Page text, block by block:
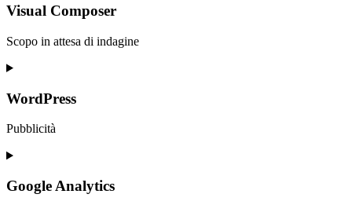
service
Visual Composer
Scopo in attesa di indagine
Consent
service
composer
WordPress
Pubblicità
Consent
service
wordpress
Google Analytics